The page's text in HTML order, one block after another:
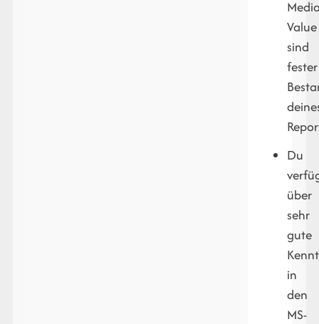
Value
sind
fester
Du
über
sehr
gute
in
den
MS-